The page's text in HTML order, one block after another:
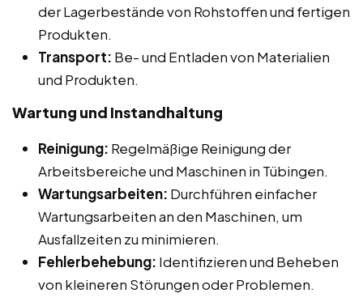
der Lagerbestände von Rohstoffen und fertigen
Produkten.
Transport: Be- und Entladen von Materialien
und Produkten.
Wartung und Instandhaltung
Reinigung: Regelmäßige Reinigung der
Arbeitsbereiche und Maschinen in Tübingen.
Wartungsarbeiten: Durchführen einfacher
Wartungsarbeiten an den Maschinen, um
Ausfallzeiten zu minimieren.
Fehlerbehebung: Identifizieren und Beheben
von kleineren Störungen oder Problemen.